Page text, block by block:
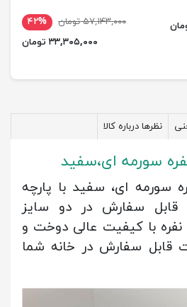
۵۷,۱۴۳,۰۰۰ تومان
۴۲%
۳۳,۳۰۵,۰۰۰ تومان
نظرها درباره کالا
سورمه ای،سفید
سورمه ای، سفید با پارچه
قابل سفارش در دو سایز
با کیفیت عالی دوخت و
قابل سفارش در خانه شما